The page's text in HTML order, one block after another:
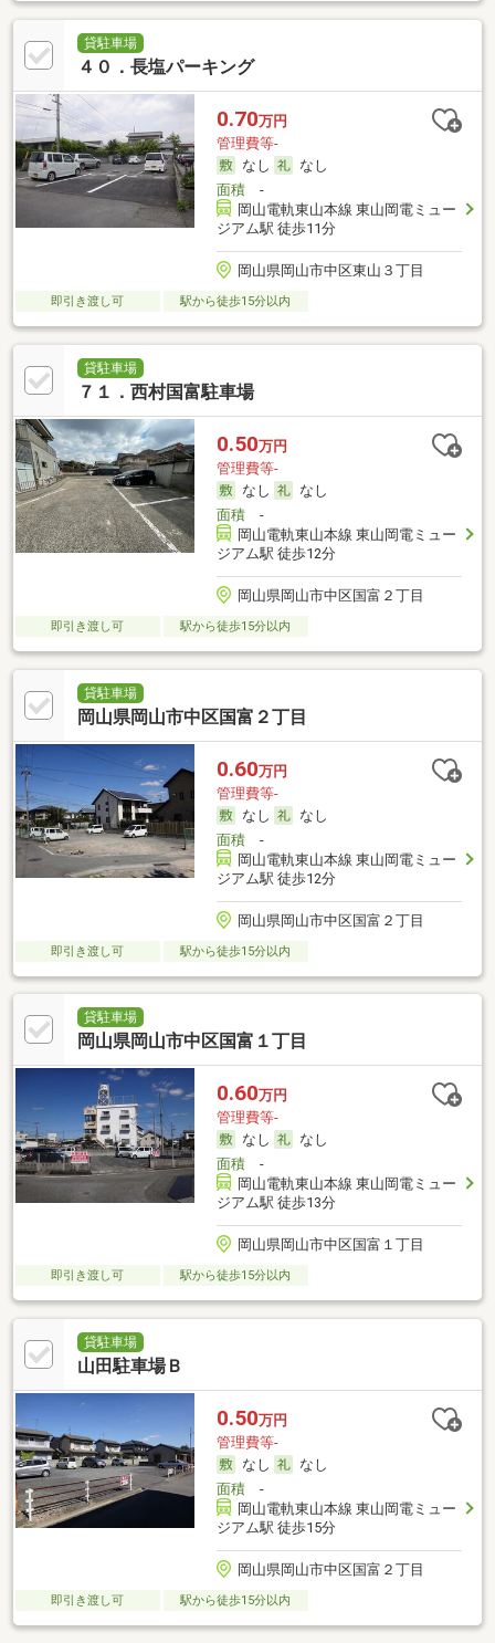
貸駐車場
４０．長塩パーキング
0.70万円
管理費等-
なし
なし
面積-
岡山電軌東山本線 東山岡電ミュー
ジアム駅 徒歩11分
岡山県岡山市中区東山３丁目
即引き渡し可 駅から徒歩15分以内
貸駐車場
７１．西村国富駐車場
0.50万円
管理費等-
なし
なし
面積-
岡山電軌東山本線 東山岡電ミュー
ジアム駅 徒歩12分
岡山県岡山市中区国富２丁目
即引き渡し可 駅から徒歩15分以内
貸駐車場
岡山県岡山市中区国富２丁目
0.60万円
管理費等-
なし
なし
面積-
岡山電軌東山本線 東山岡電ミュー
ジアム駅 徒歩12分
岡山県岡山市中区国富２丁目
即引き渡し可 駅から徒歩15分以内
貸駐車場
岡山県岡山市中区国富１丁目
0.60万円
管理費等-
なし
なし
面積-
岡山電軌東山本線 東山岡電ミュー
ジアム駅 徒歩13分
岡山県岡山市中区国富１丁目
即引き渡し可 駅から徒歩15分以内
貸駐車場
山田駐車場Ｂ
0.50万円
管理費等-
なし
なし
面積-
岡山電軌東山本線 東山岡電ミュー
ジアム駅 徒歩15分
岡山県岡山市中区国富２丁目
即引き渡し可 駅から徒歩15分以内